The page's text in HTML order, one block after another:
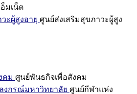
มเน็ต
ะผู้สูงอายุ ศูนย์ส่งเสริมสุขภาวะผู้สูง
คม ศูนย์พันธกิจเพื่อสังคม
งกรณ์มหาวิทยาลัย ศูนย์กีฬาแห่ง